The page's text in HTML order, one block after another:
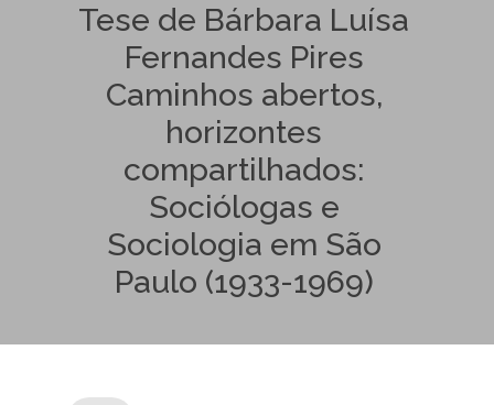
Tese de Bárbara Luísa
Fernandes Pires
Caminhos abertos,
horizontes
compartilhados:
Sociólogas e
Sociologia em São
Paulo (1933-1969)